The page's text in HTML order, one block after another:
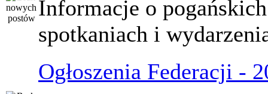
Informacje o pogańskich
spotkaniach i
Ogłoszenia Federacji -